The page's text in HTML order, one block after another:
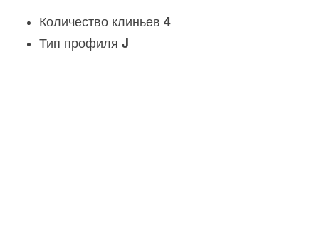
Количество клиньев 4
Тип профиля J